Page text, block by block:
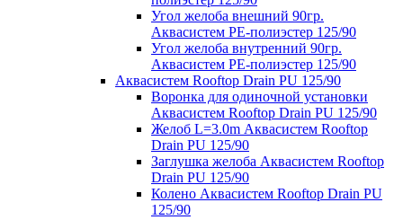
Угол желоба внешний 90гр.
Аквасистем PE-полиэстер 125/90
Угол желоба внутренний 90гр.
Аквасистем PE-полиэстер 125/90
Аквасистем Rooftop Drain PU 125/90
Воронка для одиночной установки
Аквасистем Rooftop Drain PU 125/90
Желоб L=3.0m Аквасистем Rooftop
Drain PU 125/90
Заглушка желоба Аквасистем Rooftop
Drain PU 125/90
Колено Аквасистем Rooftop Drain PU
125/90